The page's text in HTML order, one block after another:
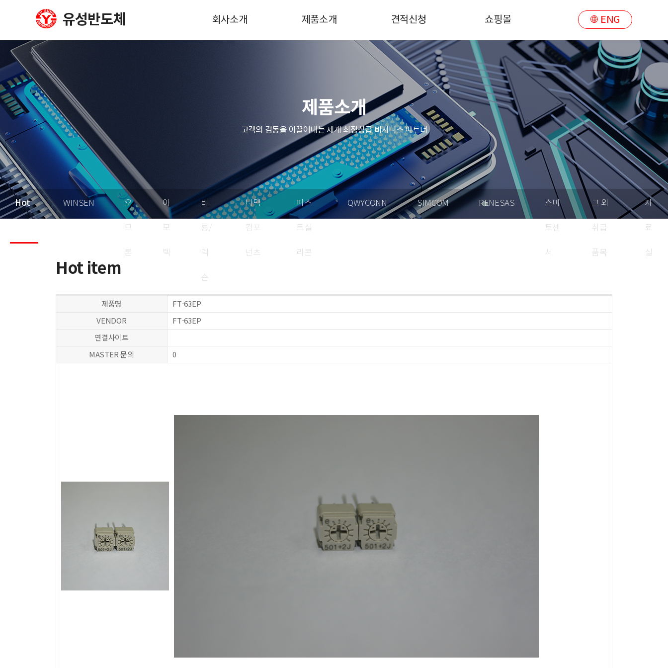
회사소개
이념&비전
제품소개
오므론
아모텍
비룡/덱슨
니덱컴포넌츠
퍼스트실리콘
QWYCONN
SIMCOM
RENESAS
스마트센서
견적신청
견적신청
견적Q&A
쇼핑몰
쇼핑몰
ENG
제품소개
고객의 감동을 이끌어내는 세계 최정상급 비지니스 파트너
Hot WINSEN 오
므
론
아
모
텍
비
룡/
덱
슨
니덱
컴포
넌츠
퍼스
트실
리콘
QWYCONN SIMCOM RENESAS 스마
트센
서
그 외
취급
품목
자
료
실
Hot item
제품명
FT-63EP
VENDOR
FT-63EP
연결사이트
MASTER 문의
0